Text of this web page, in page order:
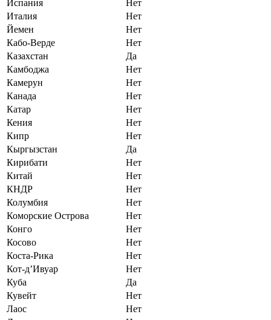
Испания
Нет
Италия
Нет
Йемен
Нет
Кабо-Верде
Нет
Казахстан
Да
Камбоджа
Нет
Камерун
Нет
Канада
Нет
Катар
Нет
Кения
Нет
Кипр
Нет
Кыргызстан
Да
Кирибати
Нет
Китай
Нет
КНДР
Нет
Колумбия
Нет
Коморские Острова
Нет
Конго
Нет
Косово
Нет
Коста-Рика
Нет
Кот-д’Ивуар
Нет
Куба
Да
Кувейт
Нет
Лаос
Нет